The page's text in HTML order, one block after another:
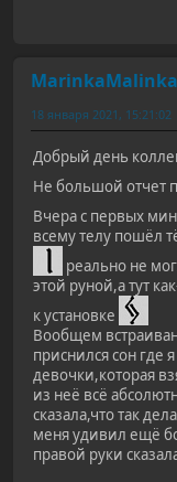
MarinkaMalinka
18 января 2021, 15:21:02
Добрый день
Не большой отчет
Вчера с первых
всему телу пошёл
реально не
этой руной,а тут
к установке
Вообщем
приснился сон где
девочки,которая
из неё всё
сказала,что так
меня удивил ещё
правой руки